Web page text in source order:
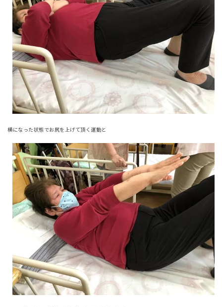
横になった状態でお尻を上げて頂く運動と